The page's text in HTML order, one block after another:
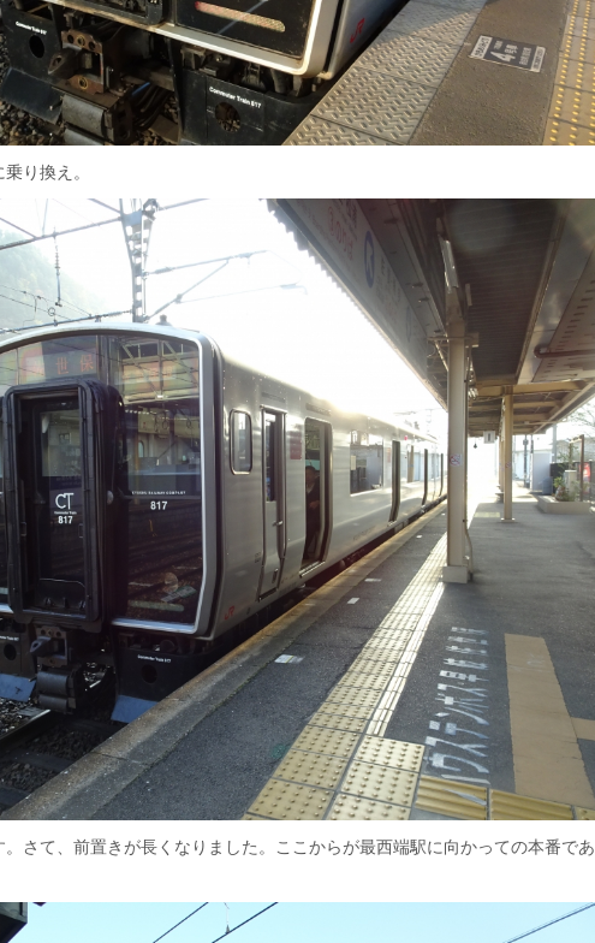
り換え。
さて、前置きが長くなりました。ここからが最西端駅に向かっての本番であ